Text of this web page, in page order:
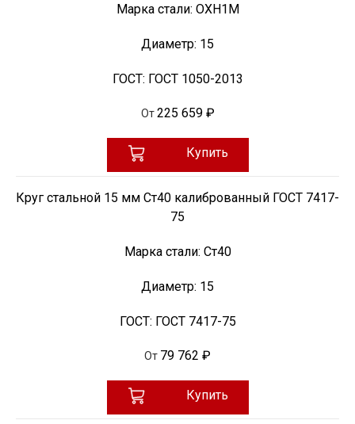
Марка стали: ОХН1М
Диаметр: 15
ГОСТ: ГОСТ 1050-2013
От 225 659 ₽
Купить
Круг стальной 15 мм Ст40 калиброванный ГОСТ 7417-
75
Марка стали: Ст40
Диаметр: 15
ГОСТ: ГОСТ 7417-75
От 79 762 ₽
Купить